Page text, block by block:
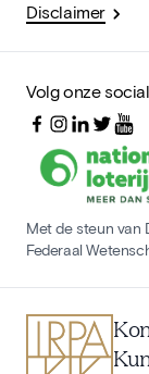
Disclaimer
Volg onze
Met de steun van
Federaal